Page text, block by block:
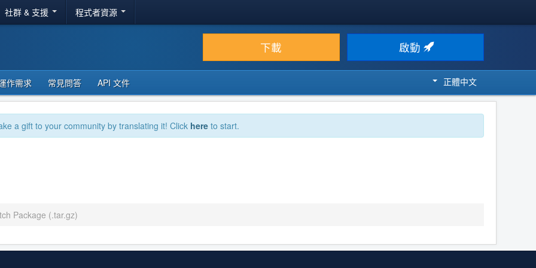
社群 & 支援 程式者資源
下載 啟動
作需求 常見問答 API 文件 正體中文
a gift to your community by translating it! Click here to start.
Package (.tar.gz)